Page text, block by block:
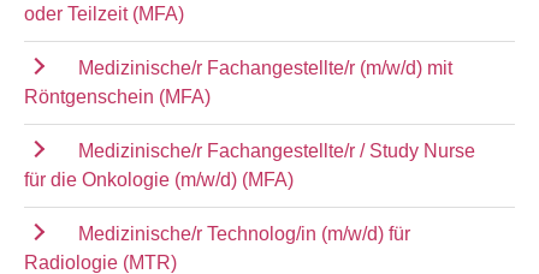
oder Teilzeit (MFA)
Medizinische/r Fachangestellte/r (m/w/d) mit
Röntgenschein (MFA)
Medizinische/r Fachangestellte/r / Study Nurse
für die Onkologie (m/w/d) (MFA)
Medizinische/r Technolog/in (m/w/d) für
Radiologie (MTR)